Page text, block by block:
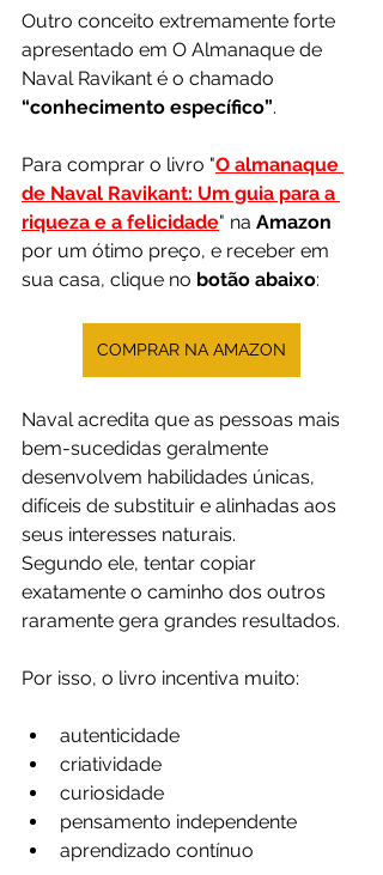
Outro conceito extremamente forte
apresentado em O Almanaque de
Naval Ravikant é o chamado
“conhecimento específico”.
Para comprar o livro "O almanaque
de Naval Ravikant: Um guia para a
riqueza e a felicidade" na Amazon
por um ótimo preço, e receber em
sua casa, clique no botão abaixo:
COMPRAR NA AMAZON
Naval acredita que as pessoas mais
bem-sucedidas geralmente
desenvolvem habilidades únicas,
difíceis de substituir e alinhadas aos
seus interesses naturais.
Segundo ele, tentar copiar
exatamente o caminho dos outros
raramente gera grandes resultados.
Por isso, o livro incentiva muito:
autenticidade
criatividade
curiosidade
pensamento independente
aprendizado contínuo